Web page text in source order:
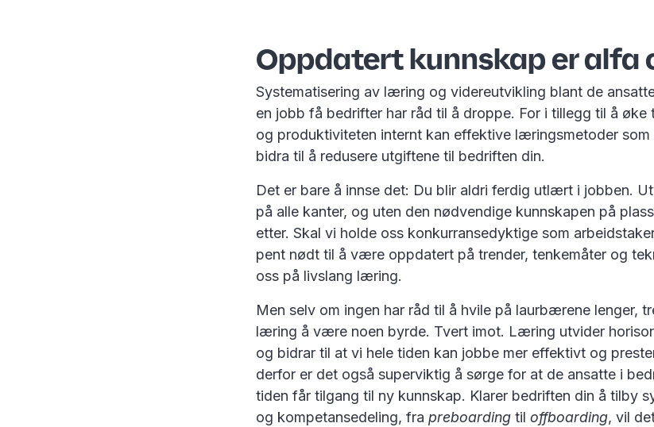
Oppdatert kunnskap er alfa
Systematisering av læring og videreutvikling blant de
en jobb få bedrifter har råd til å droppe. For i tillegg til å øke
og produktiviteten internt kan effektive læringsmetoder som
bidra til å redusere utgiftene til bedriften din.
Det er bare å innse det: Du blir aldri ferdig utlært i jobben.
på alle kanter, og uten den nødvendige kunnskapen på
etter. Skal vi holde oss konkurransedyktige som
pent nødt til å være oppdatert på trender, tenkemåter og
oss på livslang læring.
Men selv om ingen har råd til å hvile på laurbærene lenger,
læring å være noen byrde. Tvert imot. Læring utvider
og bidrar til at vi hele tiden kan jobbe mer effektivt og
derfor er det også superviktig å sørge for at de ansatte i
tiden får tilgang til ny kunnskap. Klarer bedriften din å tilby
og kompetansedeling, fra preboarding til offboarding, vil